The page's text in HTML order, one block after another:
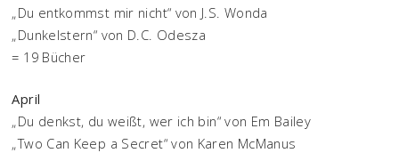
„Du entkommst mir nicht“ von J.S. Wonda
„Dunkelstern“ von D.C. Odesza
= 19 Bücher
April
„Du denkst, du weißt, wer ich bin“ von Em Bailey
„Two Can Keep a Secret“ von Karen McManus